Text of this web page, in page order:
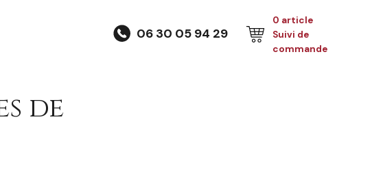
06 30 05 94 29
0 article
Suivi de
commande
de